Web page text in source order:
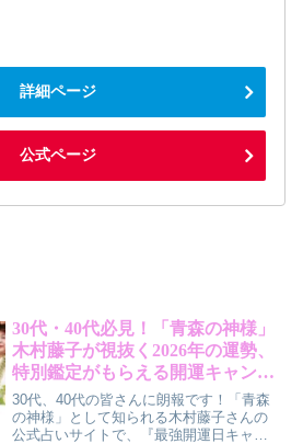
詳細ページ
公式ページ
30代・40代必見！「青森の神様」
木村藤子が視抜く2026年の運勢、
特別鑑定がもらえる開運キャンペ
ーンは試す価値あり？
30代、40代の皆さんに朗報です！「青森
の神様」として知られる木村藤子さんの
公式占いサイトで、『最強開運日キャン